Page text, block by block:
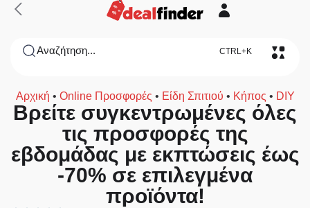
Αναζήτηση... CTRL+K
Αρχική • Online Προσφορές • Είδη Σπιτιού • Κήπος • DIY
Βρείτε συγκεντρωμένες όλες
τις προσφορές της
εβδομάδας με εκπτώσεις έως
-70% σε επιλεγμένα
προϊόντα!